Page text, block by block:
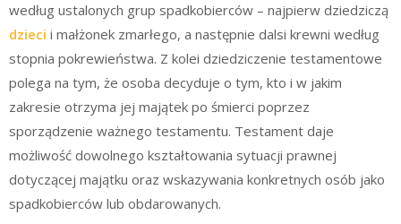
według ustalonych grup spadkobierców – najpierw dziedziczą
dzieci i małżonek zmarłego, a następnie dalsi krewni według
stopnia pokrewieństwa. Z kolei dziedziczenie testamentowe
polega na tym, że osoba decyduje o tym, kto i w jakim
zakresie otrzyma jej majątek po śmierci poprzez
sporządzenie ważnego testamentu. Testament daje
możliwość dowolnego kształtowania sytuacji prawnej
dotyczącej majątku oraz wskazywania konkretnych osób jako
spadkobierców lub obdarowanych.